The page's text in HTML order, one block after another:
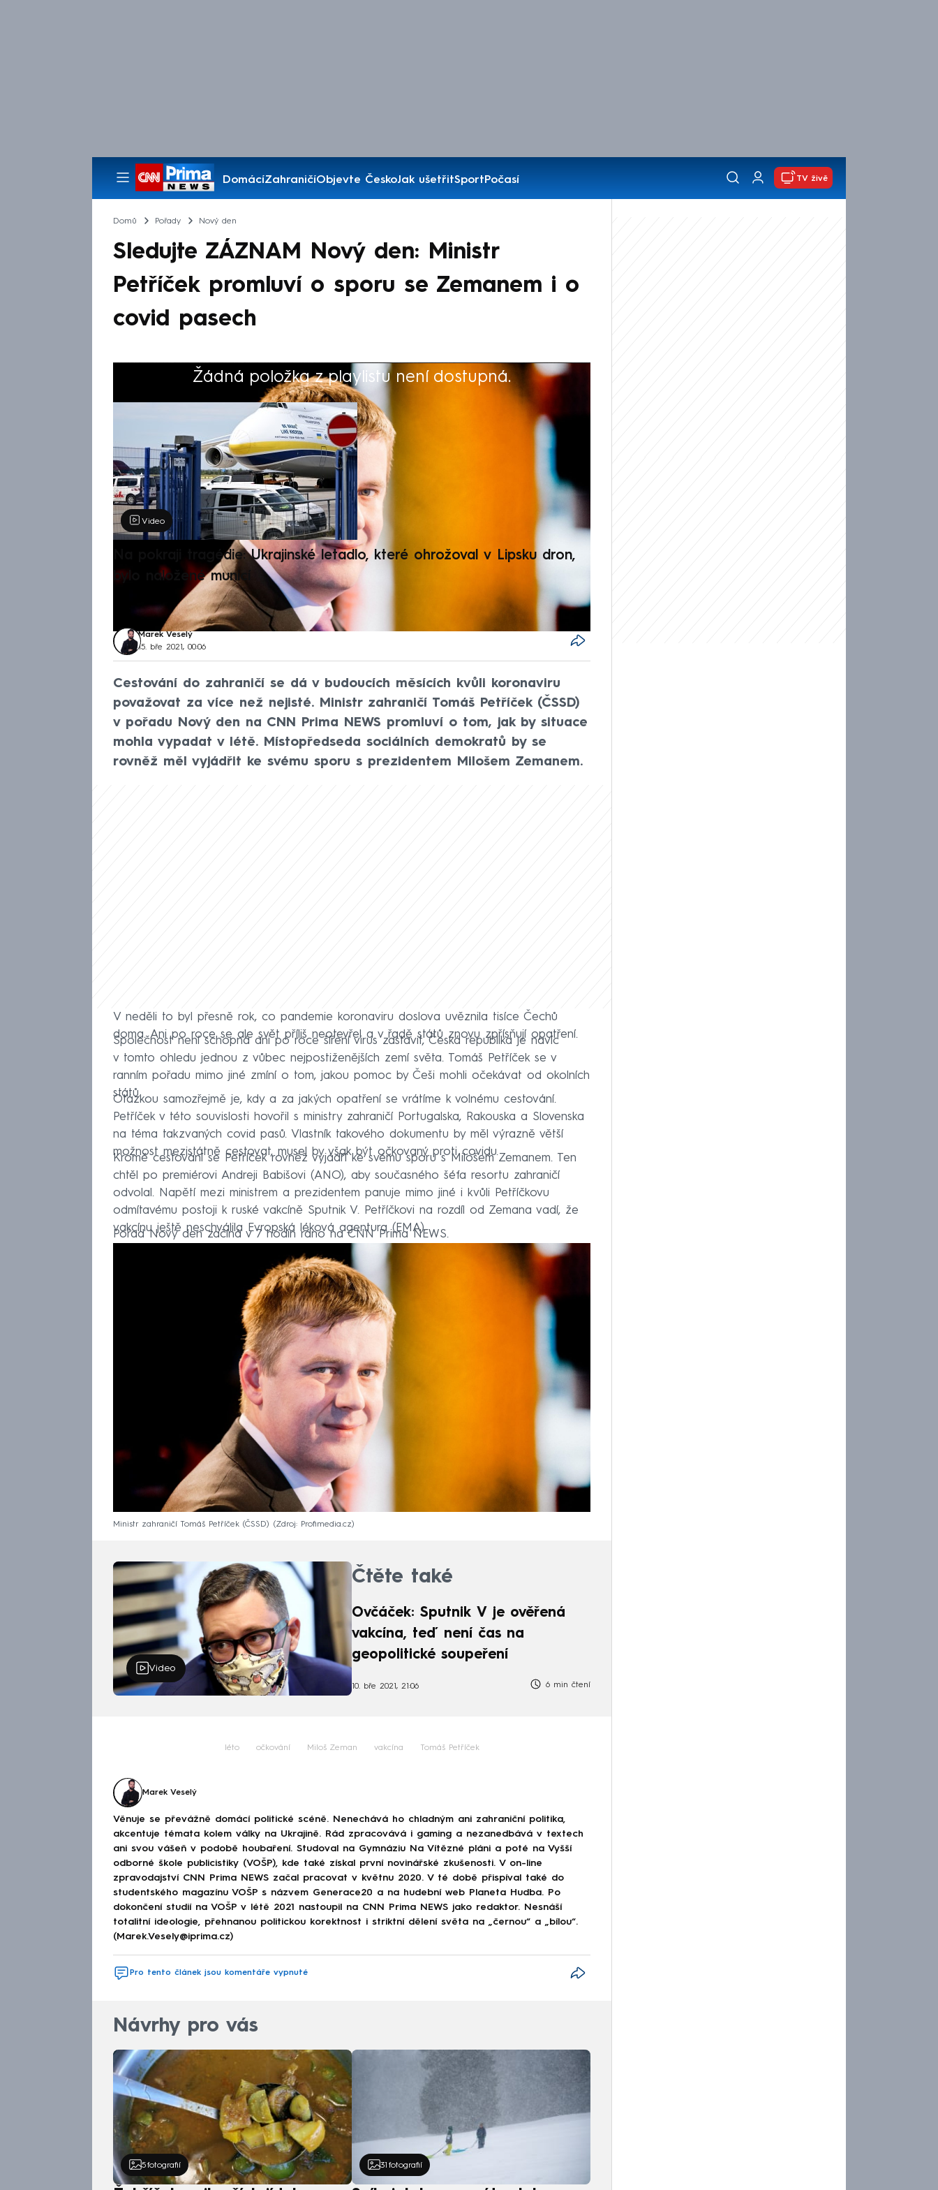
DomácíZahraničíObjevte ČeskoJak ušetřitSportPočasí
Pořady
TV živě
Domů Pořady Nový den
Sledujte ZÁZNAM Nový den: Ministr
Petříček promluví o sporu se Zemanem i o
covid pasech
Žádná položka z playlistu není dostupná.
Výběr redakce
Video
Na pokraji tragédie: Ukrajinské letadlo, které ohrožoval v Lipsku dron,
bylo naložené municí
Marek Veselý
15. bře 2021, 00:06
Cestování do zahraničí se dá v budoucích měsících kvůli koronaviru
považovat za více než nejisté. Ministr zahraničí Tomáš Petříček (ČSSD)
v pořadu Nový den na CNN Prima NEWS promluví o tom, jak by situace
mohla vypadat v létě. Místopředseda sociálních demokratů by se
rovněž měl vyjádřit ke svému sporu s prezidentem Milošem Zemanem.
V neděli to byl přesně rok, co pandemie koronaviru doslova uvěznila tisíce Čechů
doma. Ani po roce se ale svět příliš neotevřel a v řadě států znovu zpřísňují opatření.
Společnost není schopná ani po roce šíření virus zastavit, Česká republika je navíc
v tomto ohledu jednou z vůbec nejpostiženějších zemí světa. Tomáš Petříček se v
ranním pořadu mimo jiné zmíní o tom, jakou pomoc by Češi mohli očekávat od okolních
států.
Otázkou samozřejmě je, kdy a za jakých opatření se vrátíme k volnému cestování.
Petříček v této souvislosti hovořil s ministry zahraničí Portugalska, Rakouska a Slovenska
na téma takzvaných covid pasů. Vlastník takového dokumentu by měl výrazně větší
možnost mezistátně cestovat, musel by však být očkovaný proti covidu.
Kromě cestování se Petříček rovněž vyjádří ke svému sporu s Milošem Zemanem. Ten
chtěl po premiérovi Andreji Babišovi (ANO), aby současného šéfa resortu zahraničí
odvolal. Napětí mezi ministrem a prezidentem panuje mimo jiné i kvůli Petříčkovu
odmítavému postoji k ruské vakcíně Sputnik V. Petříčkovi na rozdíl od Zemana vadí, že
vakcínu ještě neschválila Evropská léková agentura (EMA).
Pořad Nový den začíná v 7 hodin ráno na CNN Prima NEWS.
Ministr zahraničí Tomáš Petříček (ČSSD) Zdroj: Profimedia.cz
Video
Čtěte také
Ovčáček: Sputnik V je ověřená
vakcína, teď není čas na
geopolitické soupeření
10. bře 2021, 21:06 6 min čtení
léto očkování Miloš Zeman vakcína Tomáš Petříček
Marek Veselý
Věnuje se převážně domácí politické scéně. Nenechává ho chladným ani zahraniční politika,
akcentuje témata kolem války na Ukrajině. Rád zpracovává i gaming a nezanedbává v textech
ani svou vášeň v podobě houbaření. Studoval na Gymnáziu Na Vítězné pláni a poté na Vyšší
odborné škole publicistiky (VOŠP), kde také získal první novinářské zkušenosti. V on-line
zpravodajství CNN Prima NEWS začal pracovat v květnu 2020. V té době přispíval také do
studentského magazínu VOŠP s názvem Generace20 a na hudební web Planeta Hudba. Po
dokončení studií na VOŠP v létě 2021 nastoupil na CNN Prima NEWS jako redaktor. Nesnáší
totalitní ideologie, přehnanou politickou korektnost i striktní dělení světa na „černou“ a „bílou“.
(Marek.Vesely@iprima.cz)
Pro tento článek jsou komentáře vypnuté
Návrhy pro vás
5 fotografií 31 fotografií